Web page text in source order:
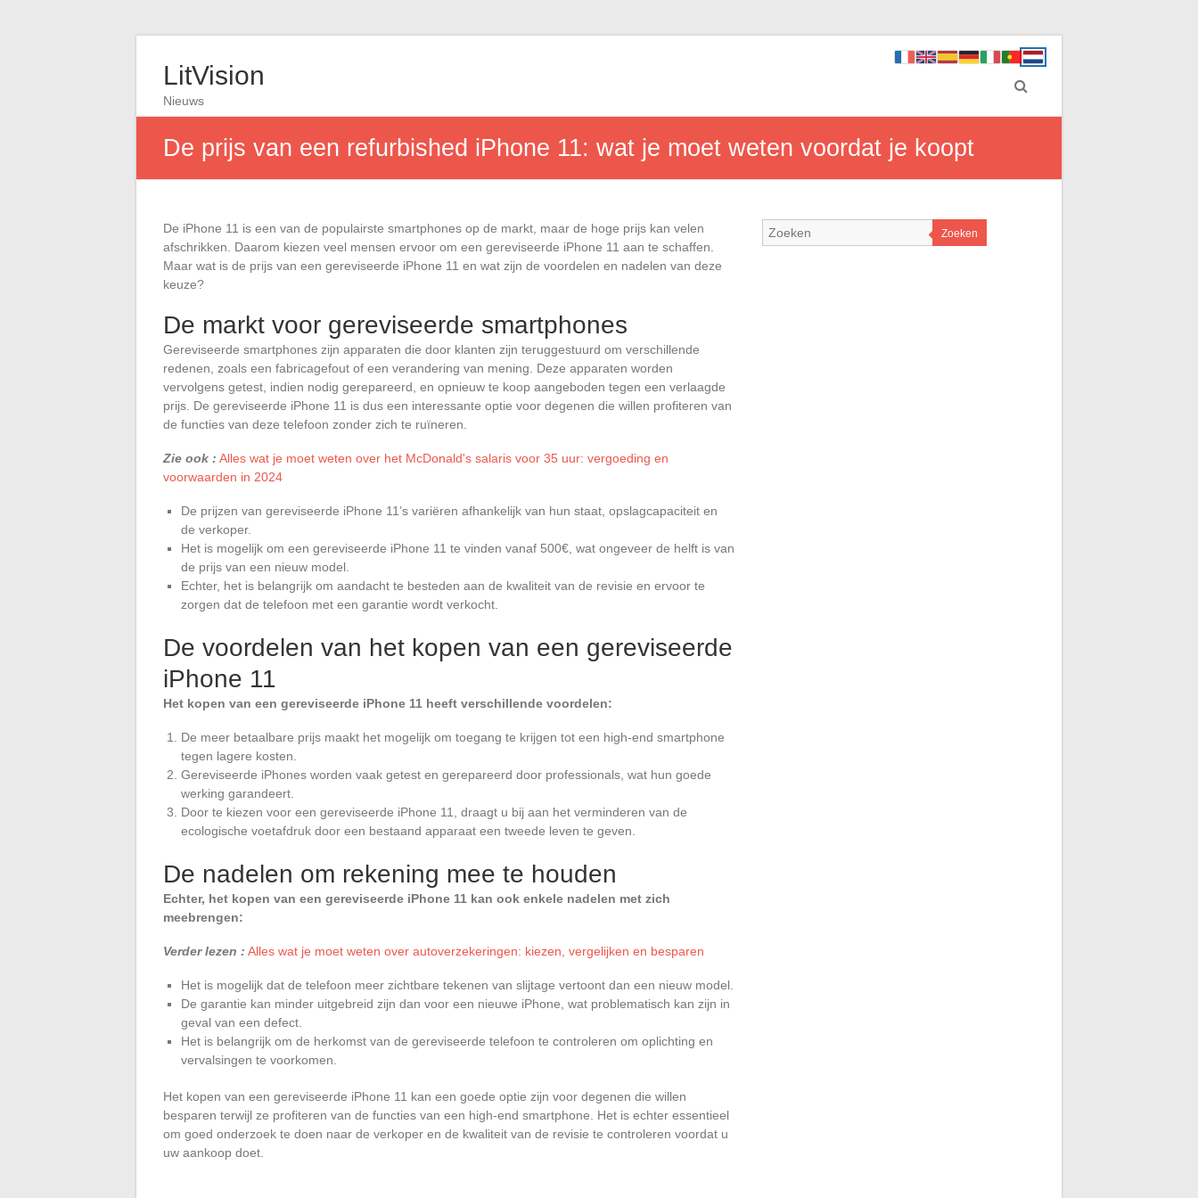
LitVision
Nieuws
De prijs van een refurbished iPhone 11: wat je moet weten voordat je koopt
De iPhone 11 is een van de populairste smartphones op de markt, maar de hoge prijs kan velen
afschrikken. Daarom kiezen veel mensen ervoor om een gereviseerde iPhone 11 aan te schaffen.
Maar wat is de prijs van een gereviseerde iPhone 11 en wat zijn de voordelen en nadelen van deze
keuze?
De markt voor gereviseerde smartphones
Gereviseerde smartphones zijn apparaten die door klanten zijn teruggestuurd om verschillende
redenen, zoals een fabricagefout of een verandering van mening. Deze apparaten worden
vervolgens getest, indien nodig gerepareerd, en opnieuw te koop aangeboden tegen een verlaagde
prijs. De gereviseerde iPhone 11 is dus een interessante optie voor degenen die willen profiteren van
de functies van deze telefoon zonder zich te ruïneren.
Zie ook : Alles wat je moet weten over het McDonald's salaris voor 35 uur: vergoeding en
voorwaarden in 2024
De prijzen van gereviseerde iPhone 11’s variëren afhankelijk van hun staat, opslagcapaciteit en
de verkoper.
Het is mogelijk om een gereviseerde iPhone 11 te vinden vanaf 500€, wat ongeveer de helft is van
de prijs van een nieuw model.
Echter, het is belangrijk om aandacht te besteden aan de kwaliteit van de revisie en ervoor te
zorgen dat de telefoon met een garantie wordt verkocht.
De voordelen van het kopen van een gereviseerde
iPhone 11
Het kopen van een gereviseerde iPhone 11 heeft verschillende voordelen:
De meer betaalbare prijs maakt het mogelijk om toegang te krijgen tot een high-end smartphone
tegen lagere kosten.
Gereviseerde iPhones worden vaak getest en gerepareerd door professionals, wat hun goede
werking garandeert.
Door te kiezen voor een gereviseerde iPhone 11, draagt u bij aan het verminderen van de
ecologische voetafdruk door een bestaand apparaat een tweede leven te geven.
De nadelen om rekening mee te houden
Echter, het kopen van een gereviseerde iPhone 11 kan ook enkele nadelen met zich
meebrengen:
Verder lezen : Alles wat je moet weten over autoverzekeringen: kiezen, vergelijken en besparen
Het is mogelijk dat de telefoon meer zichtbare tekenen van slijtage vertoont dan een nieuw model.
De garantie kan minder uitgebreid zijn dan voor een nieuwe iPhone, wat problematisch kan zijn in
geval van een defect.
Het is belangrijk om de herkomst van de gereviseerde telefoon te controleren om oplichting en
vervalsingen te voorkomen.
Het kopen van een gereviseerde iPhone 11 kan een goede optie zijn voor degenen die willen
besparen terwijl ze profiteren van de functies van een high-end smartphone. Het is echter essentieel
om goed onderzoek te doen naar de verkoper en de kwaliteit van de revisie te controleren voordat u
uw aankoop doet.
Zoeken